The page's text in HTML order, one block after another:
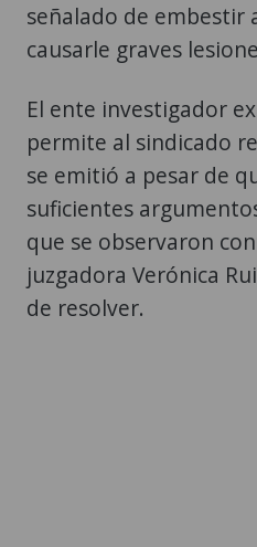
señalado de embestir
causarle graves
El ente investigador
permite al sindicado
se emitió a pesar de
suficientes
que se observaron
juzgadora Verónica
de resolver.